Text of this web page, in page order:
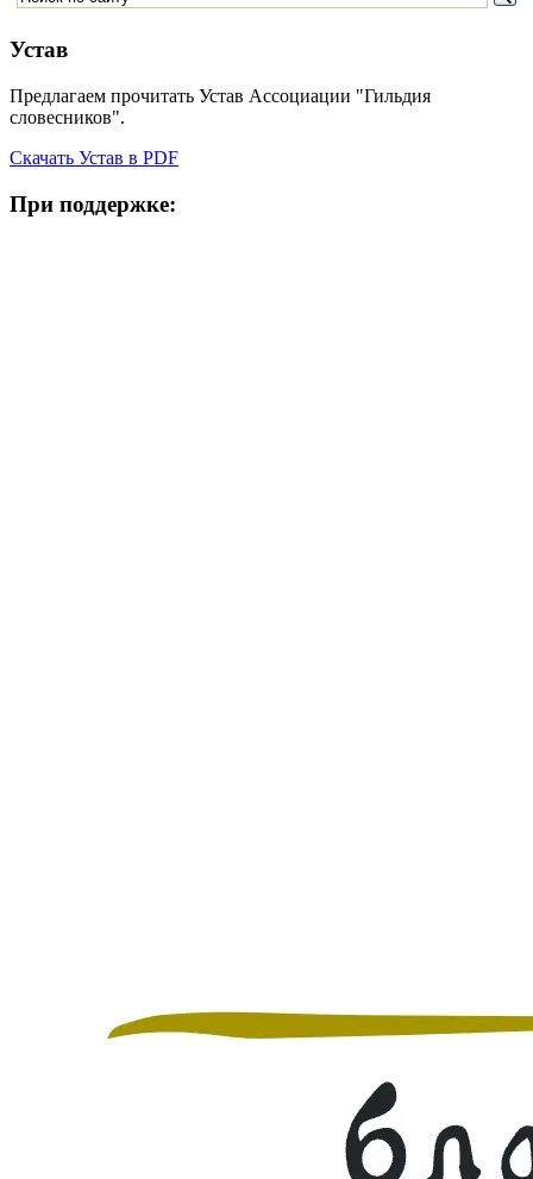
Устав
Предлагаем прочитать Устав Ассоциации "Гильдия
словесников".
Скачать Устав в PDF
При поддержке: